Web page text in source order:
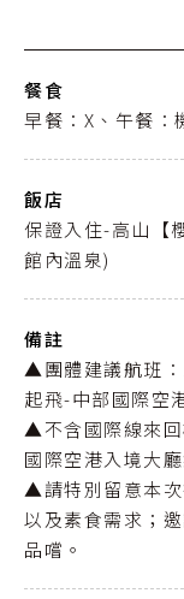
餐食
早餐：X、午餐：
飯店
保證入住-高山【
館內溫泉)
備註
▲團體建議航班
起飛-中部國際空
▲不含國際線來
國際空港入境大廳
▲請特別留意本
以及素食需求；
品嚐。